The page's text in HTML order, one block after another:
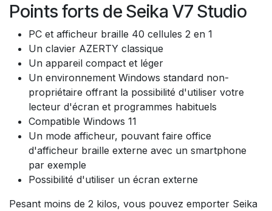
Points forts de Seika V7 Studio
PC et afficheur braille 40 cellules 2 en 1
Un clavier AZERTY classique
Un appareil compact et léger
Un environnement Windows standard non-
propriétaire offrant la possibilité d'utiliser votre
lecteur d'écran et programmes habituels
Compatible Windows 11
Un mode afficheur, pouvant faire office
d'afficheur braille externe avec un smartphone
par exemple
Possibilité d'utiliser un écran externe
Pesant moins de 2 kilos, vous pouvez emporter Seika